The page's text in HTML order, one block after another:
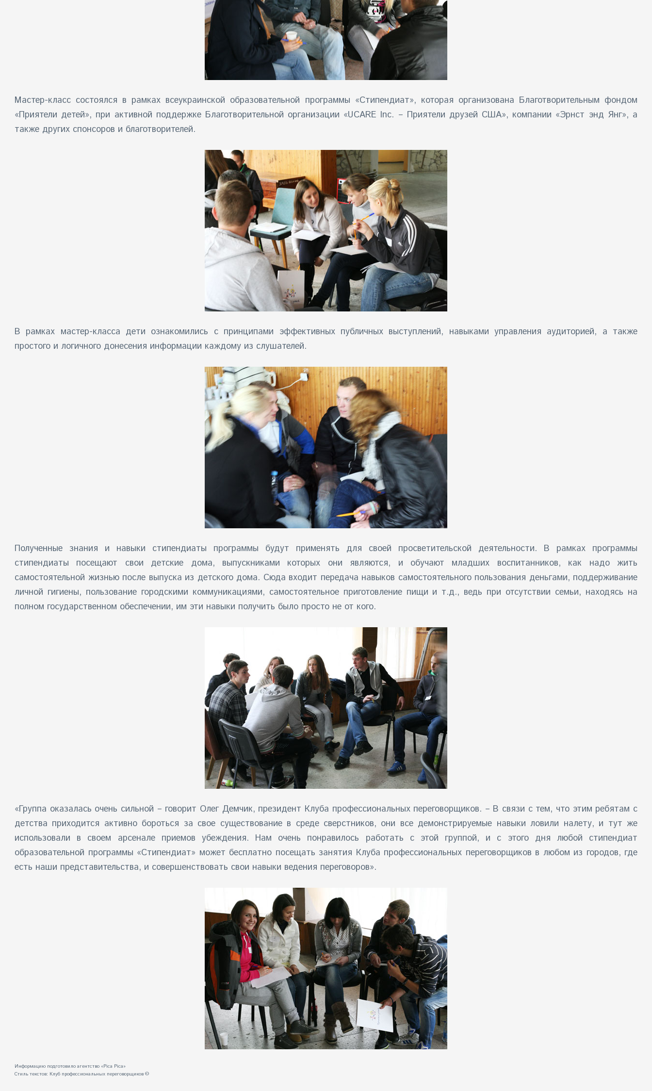
Мастер-класс состоялся в рамках всеукраинской образовательной программы «Стипендиат», которая организована Благотворительным фондом
«Приятели детей», при активной поддержке Благотворительной организации «UCARE Inc. – Приятели друзей США», компании «Эрнст энд Янг», а
также других спонсоров и благотворителей.
В рамках мастер-класса дети ознакомились с принципами эффективных публичных выступлений, навыками управления аудиторией, а также
простого и логичного донесения информации каждому из слушателей.
Полученные знания и навыки стипендиаты программы будут применять для своей просветительской деятельности. В рамках программы
стипендиаты посещают свои детские дома, выпускниками которых они являются, и обучают младших воспитанников, как надо жить
самостоятельной жизнью после выпуска из детского дома. Сюда входит передача навыков самостоятельного пользования деньгами, поддерживание
личной гигиены, пользование городскими коммуникациями, самостоятельное приготовление пищи и т.д., ведь при отсутствии семьи, находясь на
полном государственном обеспечении, им эти навыки получить было просто не от кого.
«Группа оказалась очень сильной – говорит Олег Демчик, президент Клуба профессиональных переговорщиков. – В связи с тем, что этим ребятам с
детства приходится активно бороться за свое существование в среде сверстников, они все демонстрируемые навыки ловили налету, и тут же
использовали в своем арсенале приемов убеждения. Нам очень понравилось работать с этой группой, и с этого дня любой стипендиат
образовательной программы «Стипендиат» может бесплатно посещать занятия Клуба профессиональных переговорщиков в любом из городов, где
есть наши представительства, и совершенствовать свои навыки ведения переговоров».
Информацию подготовило агентство «Pica Pica»
Стиль текстов: Клуб профессиональных переговорщиков ©